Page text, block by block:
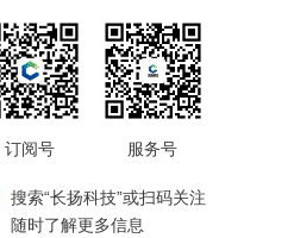
订阅号 服务号
搜索“长扬科技”或扫码关注
随时了解更多信息